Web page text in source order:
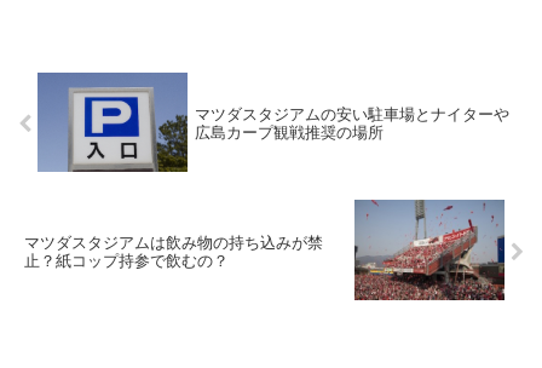
マツダスタジアムの安い駐車場とナイターや
広島カープ観戦推奨の場所
マツダスタジアムは飲み物の持ち込みが禁
止？紙コップ持参で飲むの？